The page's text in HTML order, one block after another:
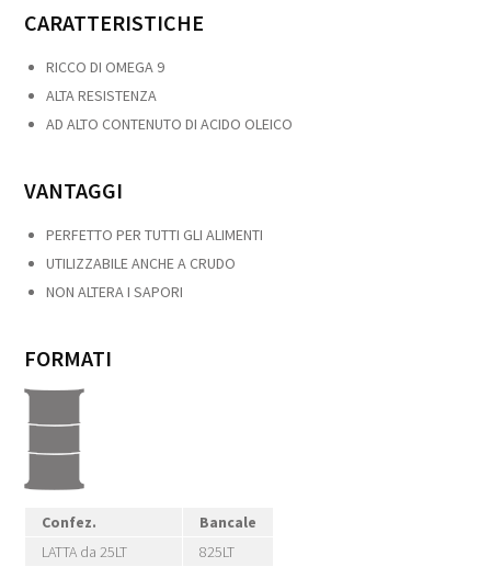
CARATTERISTICHE
RICCO DI OMEGA 9
ALTA RESISTENZA
AD ALTO CONTENUTO DI ACIDO OLEICO
VANTAGGI
PERFETTO PER TUTTI GLI ALIMENTI
UTILIZZABILE ANCHE A CRUDO
NON ALTERA I SAPORI
FORMATI
Confez.
Bancale
LATTA da 25LT
825LT